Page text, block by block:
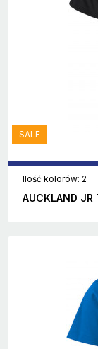
SALE
Ilość kolorów: 2
AUCKLAND JR